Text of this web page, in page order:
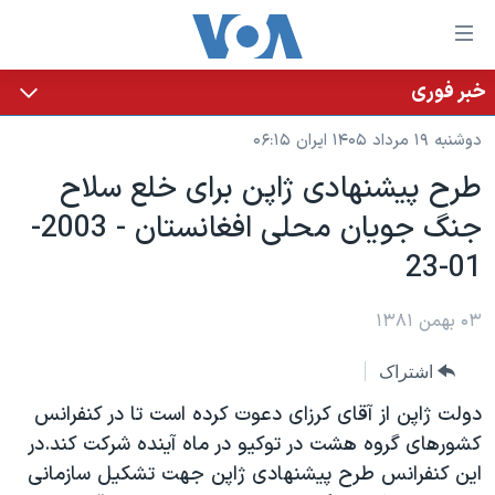
لینکهای
قابل
دسترسی
جهش
محتوای
اصلی
جهش
صفحه
جهش
جستجو
خانه
نسخه سبک وب‌سایت
موضوع ها
ایران
آمریکا
جهان
ویژه برنامه‌ها
ویدیوها
برنامه های تلویزیونی
جدول برنامه ها
صفحه‌های ویژه
۲۵۰سالگی آمریکا
بایگانی برنامه‌های تلویزیونی
فرکانس‌های صدای آمریکا
یادگیری زبان انگلیسی
خبر فوری
دوشنبه ۱۹ مرداد ۱۴۰۵ ایران ۰۶:۱۵
طرح پيشنهادی ژاپن برای خلع سلاح
جنگ جويان محلی افغانستان - 2003-
01-23
۰۳ بهمن ۱۳۸۱
اشتراک
دولت ژاپن از آقای کرزای دعوت کرده است تا در کنفرانس
کشورهای گروه هشت در توکيو در ماه آينده شرکت کند.در
اين کنفرانس طرح پيشنهادی ژاپن جهت تشکيل سازمانی